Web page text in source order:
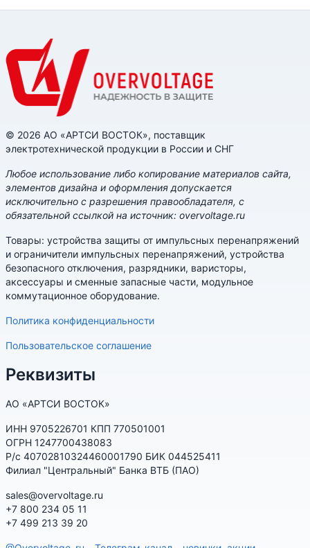
© 2026 АО «АРТСИ ВОСТОК», поставщик
электротехнической продукции в России и СНГ
Любое использование либо копирование материалов сайта,
элементов дизайна и оформления допускается
исключительно с разрешения правообладателя, с
обязательной ссылкой на источник: overvoltage.ru
Товары: устройства защиты от импульсных перенапряжений
и ограничители импульсных перенапряжений, устройства
безопасного отключения, разрядники, варисторы,
аксессуары и сменные запасные части, модульное
коммутационное оборудование.
Политика конфиденциальности
Пользовательское соглашение
Реквизиты
АО «АРТСИ ВОСТОК»
ИНН 9705226701 КПП 770501001
ОГРН 1247700438083
Р/с 40702810324460001790 БИК 044525411
Филиал "Центральный" Банка ВТБ (ПАО)
sales@overvoltage.ru
+7 800 234 05 11
+7 499 213 39 20